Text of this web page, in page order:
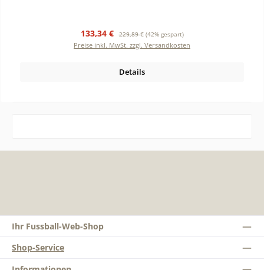
Verkaufspreis:
133,34 € Regulärer Preis:
229,89 € (42% gespart)
Preise inkl. MwSt. zzgl. Versandkosten
Details
Ihr Fussball-Web-Shop
Shop-Service